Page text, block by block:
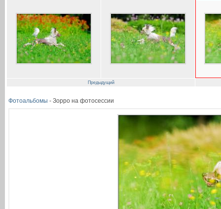
Предыдущий
Фотоальбомы - Зорро на фотосессии